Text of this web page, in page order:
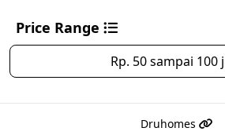
Price Range
Rp. 50 sampai 100
Druhomes